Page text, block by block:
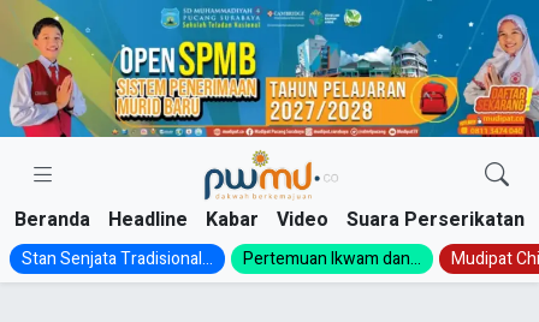
Skip
content
Beranda Headline Kabar Video Suara Perserikatan
Stan Senjata Tradisional... Pertemuan Ikwam dan... Mudipat